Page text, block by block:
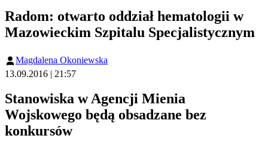
Radom: otwarto oddział hematologii w
Mazowieckim Szpitalu Specjalistycznym
Magdalena Okoniewska
13.09.2016 | 21:57
Stanowiska w Agencji Mienia
Wojskowego będą obsadzane bez
konkursów